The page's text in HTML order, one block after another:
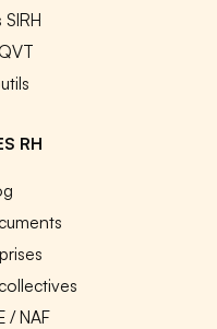
RH
/ NAF